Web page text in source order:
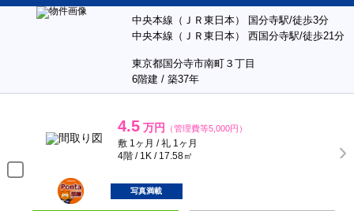
中央本線（ＪＲ東日本） 国分寺駅/徒歩3分
中央本線（ＪＲ東日本） 西国分寺駅/徒歩21分
東京都国分寺市南町３丁目
6階建 / 築37年
4.5 万円 （管理費等5,000円）
敷 1ヶ月 / 礼 1ヶ月
4階 / 1K / 17.58㎡
ポンタ
部屋
写真満載